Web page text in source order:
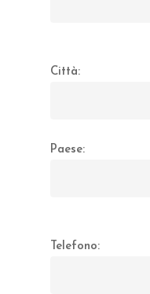
Città:
Paese:
Telefono: